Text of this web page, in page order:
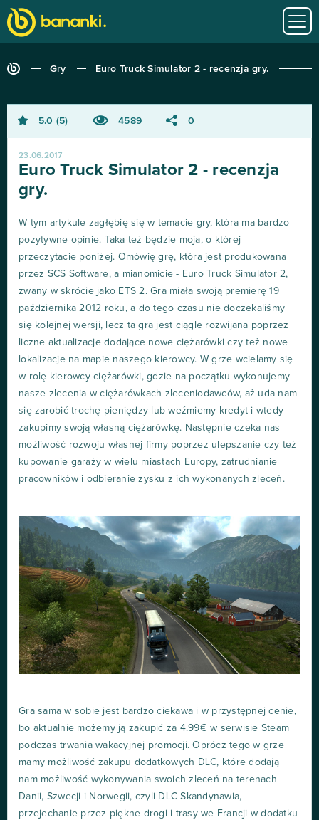
Gry Euro Truck Simulator 2 - recenzja gry.
5.0 5 4589 0
23.06.2017
Euro Truck Simulator 2 - recenzja
gry.
W tym artykule zagłębię się w temacie gry, która ma bardzo
pozytywne opinie. Taka też będzie moja, o której
przeczytacie poniżej. Omówię grę, która jest produkowana
przez SCS Software, a mianomicie - Euro Truck Simulator 2,
zwany w skrócie jako ETS 2. Gra miała swoją premierę 19
października 2012 roku, a do tego czasu nie doczekaliśmy
się kolejnej wersji, lecz ta gra jest ciągle rozwijana poprzez
liczne aktualizacje dodające nowe ciężarówki czy też nowe
lokalizacje na mapie naszego kierowcy. W grze wcielamy się
w rolę kierowcy ciężarówki, gdzie na początku wykonujemy
nasze zlecenia w ciężarówkach zleceniodawców, aż uda nam
się zarobić trochę pieniędzy lub weźmiemy kredyt i wtedy
zakupimy swoją własną ciężarówkę. Następnie czeka nas
możliwość rozwoju własnej firmy poprzez ulepszanie czy też
kupowanie garaży w wielu miastach Europy, zatrudnianie
pracowników i odbieranie zysku z ich wykonanych zleceń.
Gra sama w sobie jest bardzo ciekawa i w przystępnej cenie,
bo aktualnie możemy ją zakupić za 4.99€ w serwisie Steam
podczas trwania wakacyjnej promocji. Oprócz tego w grze
mamy możliwość zakupu dodatkowych DLC, które dodają
nam możliwość wykonywania swoich zleceń na terenach
Danii, Szwecji i Norwegii, czyli DLC Skandynawia,
przejechanie przez piękne drogi i trasy we Francji w dodatku